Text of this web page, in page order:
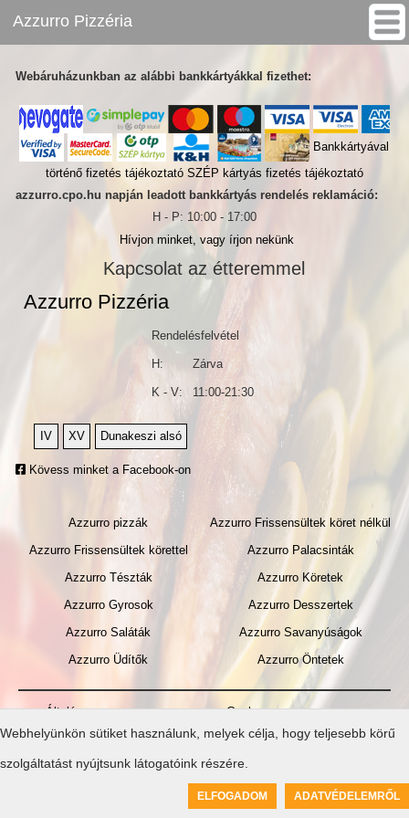
Webhelyünkön sütiket használunk, melyek célja, hogy teljesebb körű
szolgáltatást nyújtsunk látogatóink részére.
ELFOGADOM ADATVÉDELEMRŐL
Azzurro Pizzéria
Webáruházunkban az alábbi bankkártyákkal fizethet:
Bankkártyával
történő fizetés tájékoztató SZÉP kártyás fizetés tájékoztató
azzurro.cpo.hu napján leadott bankkártyás rendelés reklamáció:
H - P: 10:00 - 17:00
Hívjon minket, vagy írjon nekünk
Kapcsolat az étteremmel
Azzurro Pizzéria
Rendelésfelvétel
H: Zárva
K - V: 11:00-21:30
IV XV Dunakeszi alsó
Kövess minket a Facebook-on
Azzurro pizzák
Azzurro Frissensültek köret nélkül
Azzurro Frissensültek körettel
Azzurro Palacsinták
Azzurro Tészták
Azzurro Köretek
Azzurro Gyrosok
Azzurro Desszertek
Azzurro Saláták
Azzurro Savanyúságok
Azzurro Üdítők
Azzurro Öntetek
Általános
szerződési
feltételek
Céginformáció
Gyakran
ismételt
kérdések
-www.ettermiweboldal.hu-Oldaltérkép